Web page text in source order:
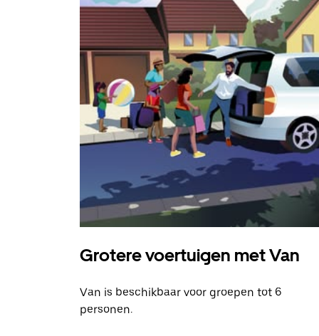
Grotere voertuigen met Van
Van is beschikbaar voor groepen tot 6
personen.